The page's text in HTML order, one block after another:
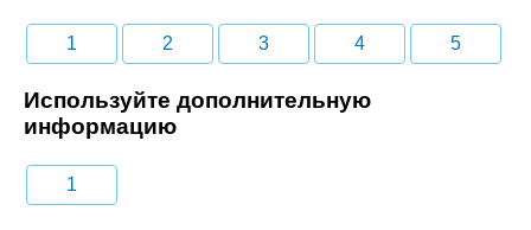
1 2 3 4 5
Используйте дополнительную
информацию
1